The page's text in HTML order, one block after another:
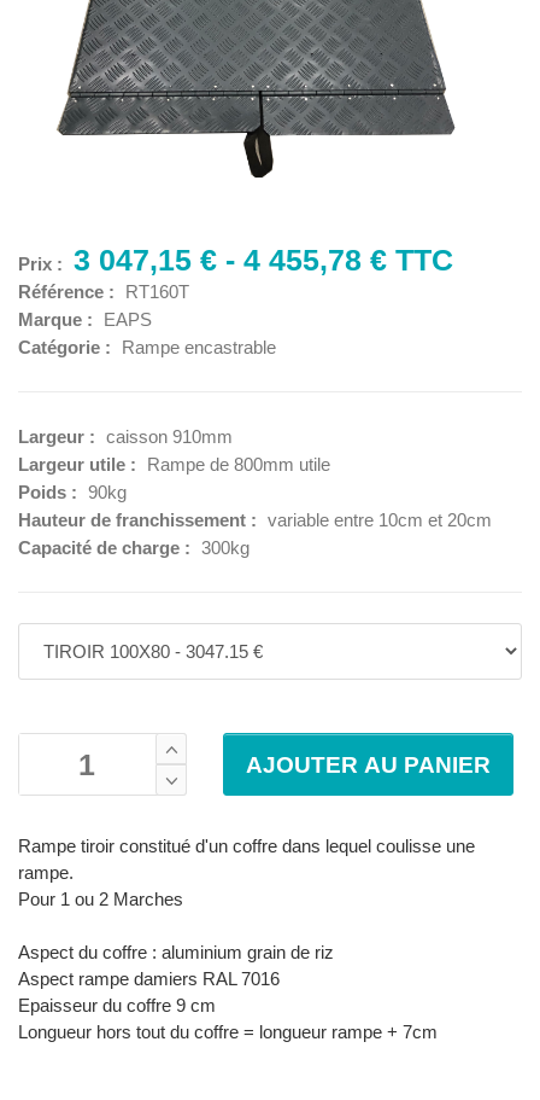
Prix : 3 047,15 € - 4 455,78 € TTC
Référence :
RT160T
Marque :
EAPS
Catégorie :
Rampe encastrable
Largeur : caisson 910mm
Largeur utile :
Rampe de 800mm utile
Poids : 90kg
Hauteur de franchissement : variable entre 10cm et 20cm
Capacité de charge : 300kg
Rampe tiroir constitué d'un coffre dans lequel coulisse une
rampe.
Pour 1 ou 2 Marches
Aspect du coffre : aluminium grain de riz
Aspect rampe damiers RAL 7016
Epaisseur du coffre 9 cm
Longueur hors tout du coffre = longueur rampe + 7cm